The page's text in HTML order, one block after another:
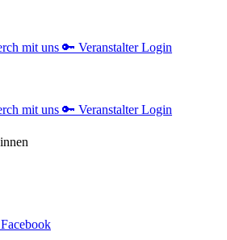
mit uns 🔑 Veranstalter Login
mit uns 🔑 Veranstalter Login
Facebook